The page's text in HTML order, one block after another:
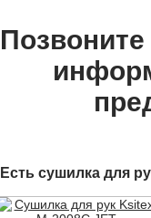
Есть сушилка для